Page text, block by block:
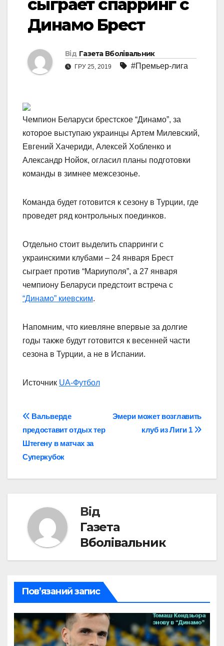
сыграет спарринг с
Динамо Брест
Від Газета Вболівальник
ГРУ 25, 2019 #Премьер-лига
Чемпион Беларуси брестское “Динамо”, за
которое выступаю украинцы Артем Милевский,
Евгений Хачериди, Алексей Хобленко и
Александр Нойок, огласил планы подготовки
команды в зимнее межсезонье.
Команда будет готовится к сезону в Турции, где
проведет ряд контрольных поединков.
Отдельно стоит выделить спарринги с
украинскими клубами – 24 января Брест
сыграет против “Мариуполя”, а 27 января
чемпиону Беларуси предстоит встреча с
“Динамо” киевским.
Напомним, что киевляне впервые за долгие
годы также будут готовится к весенней части
сезона в Турции, а не в Испании.
Источник UA-Футбол
Навігація
записів
Эмери может возглавить
клуб из Лиги 1
Вальверде
предоставит отдых тер
Штегену в матчах за
Суперкубок
Від
Газета
Вболівальник
Пов’язаний запис